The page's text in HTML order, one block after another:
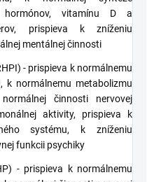
hormónov, vitamínu D a
prispieva k zníženiu
mentálnej činnosti
- prispieva k normálnemu
k normálnemu metabolizmu
činnosti nervovej
aktivity, prispieva k
systému, k zníženiu
funkcii psychiky
- prispieva k normálnemu